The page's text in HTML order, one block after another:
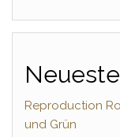
Reproduction
und Grün